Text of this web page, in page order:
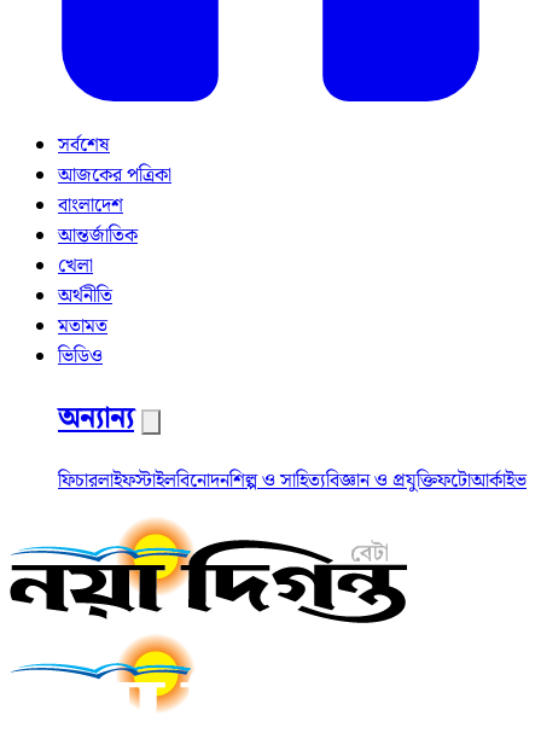
সর্বশেষ
আজকের পত্রিকা
বাংলাদেশ
আন্তর্জাতিক
খেলা
অর্থনীতি
মতামত
ভিডিও
অন্যান্য
ফিচারলাইফস্টাইলবিনোদনশিল্প ও সাহিত্যবিজ্ঞান ও প্রযুক্তিফটোআর্কাইভ